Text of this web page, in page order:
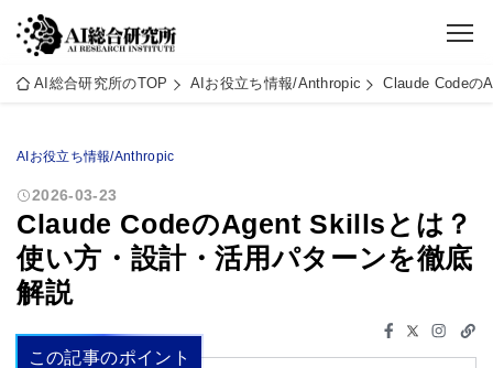
AI総合研究所のTOP AIお役立ち情報/Anthropic Claude Codeの
AIお役立ち情報/Anthropic
2026-03-23
Claude CodeのAgent Skillsとは？
使い方・設計・活用パターンを徹底
解説
この記事のポイント